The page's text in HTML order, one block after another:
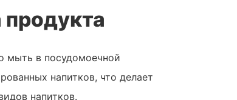
мыть в посудомоечной
напитков, что делает
напитков.